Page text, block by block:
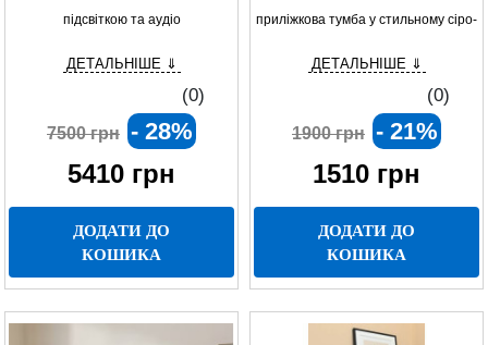
підсвіткою та аудіо
ДЕТАЛЬНІШЕ ⇓
(0)
7500 грн - 28%
5410 грн
ДОДАТИ ДО
КОШИКА
приліжкова тумба у стильному сіро-
ДЕТАЛЬНІШЕ ⇓
(0)
1900 грн - 21%
1510 грн
ДОДАТИ ДО
КОШИКА